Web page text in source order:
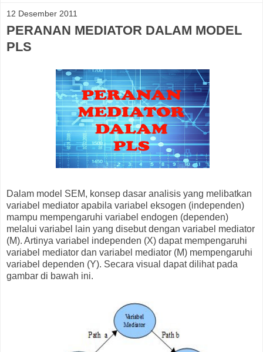
12 Desember 2011
PERANAN MEDIATOR DALAM MODEL
PLS
Dalam model SEM, konsep dasar analisis yang melibatkan
variabel mediator apabila variabel eksogen (independen)
mampu mempengaruhi variabel endogen (dependen)
melalui variabel lain yang disebut dengan variabel mediator
(M). Artinya variabel independen (X) dapat mempengaruhi
variabel mediator dan variabel mediator (M) mempengaruhi
variabel dependen (Y). Secara visual dapat dilihat pada
gambar di bawah ini.